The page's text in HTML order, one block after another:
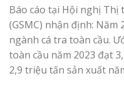
Báo cáo tại Hội nghị
(GSMC) nhận định: Năm
ngành cá tra toàn cầu.
toàn cầu năm 2023 đạt
2,9 triệu tấn sản xuất